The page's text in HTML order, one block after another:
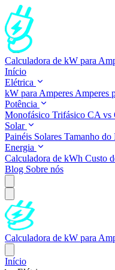
Calculadora de kW para
Início
Elétrica
kW para Amperes Amperes
Potência
Monofásico Trifásico CA vs
Solar
Painéis Solares Tamanho do
Energia
Calculadora de kWh Custo
Blog Sobre nós
Calculadora de kW para
Início